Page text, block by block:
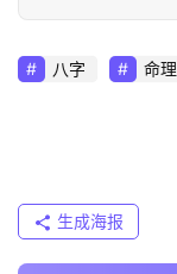
八字 命理
生成海报